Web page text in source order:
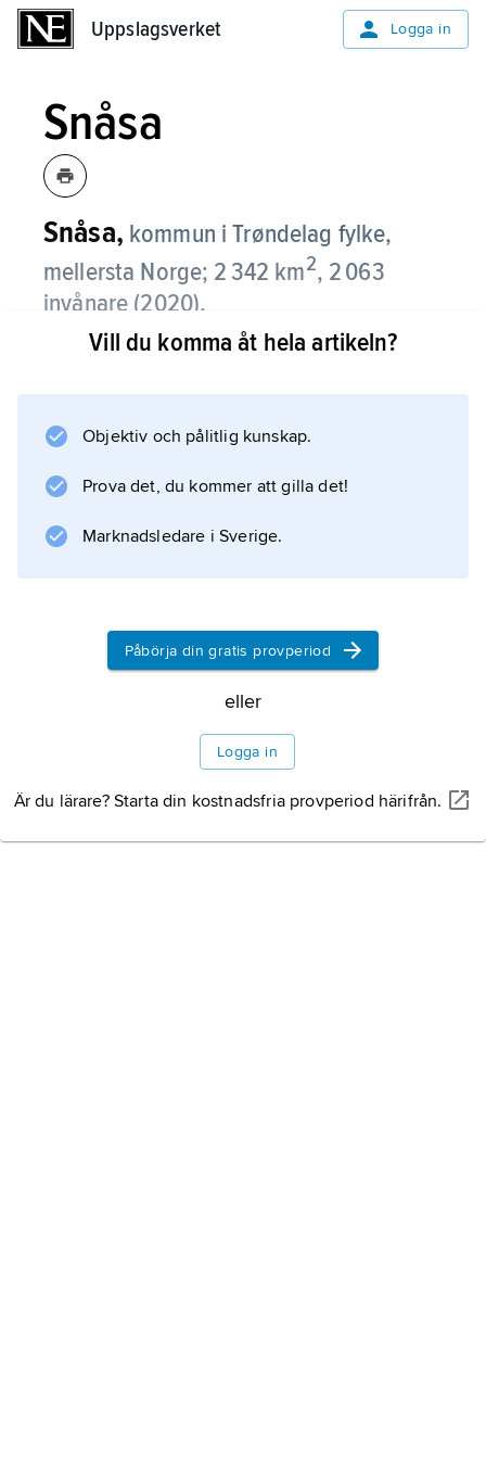
Uppslagsverket Logga in
Snåsa
Snåsa, kommun i Trøndelag fylke,
mellersta Norge; 2 342 km2, 2 063
invånare (2020).
Snåsa omfattar området omkring nordöstra
skogsbruk är huvudnäringar och vidare finns
är Snåsa (666 invånare), som också är ett
samiskt centrum med sameskola.
Information om artikeln
Vill du komma åt hela artikeln?
Objektiv och pålitlig kunskap.
Prova det, du kommer att gilla det!
Marknadsledare i Sverige.
Påbörja din gratis provperiod
eller
Logga in
Är du lärare? Starta din kostnadsfria provperiod härifrån.